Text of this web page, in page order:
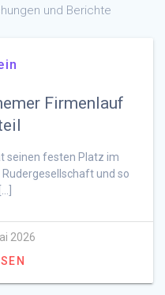
und Berichte
Firmenlauf
seinen festen Platz im
und so
2026